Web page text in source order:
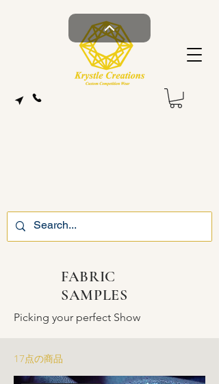
FABRIC
SAMPLES
Picking your perfect Show
17点の商品